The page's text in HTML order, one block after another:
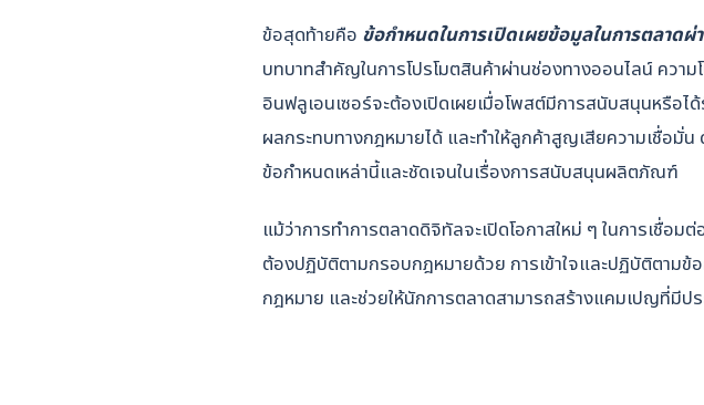
ข้อสุดท้ายคือ ข้อกำหนดในการเปิดเผยข้อมูลในการตลาดผ่
บทบาทสำคัญในการโปรโมตสินค้าผ่านช่องทางออนไลน์ ควา
อินฟลูเอนเซอร์จะต้องเปิดเผยเมื่อโพสต์มีการสนับสนุนหรือ
ผลกระทบทางกฎหมายได้ และทำให้ลูกค้าสูญเสียความเชื่อ
ข้อกำหนดเหล่านี้และชัดเจนในเรื่องการสนับสนุนผลิตภัณฑ์
แม้ว่าการทำการตลาดดิจิทัลจะเปิดโอกาสใหม่ ๆ ในการเชื่อ
ต้องปฏิบัติตามกรอบกฎหมายด้วย การเข้าใจและปฏิบัติตาม
กฎหมาย และช่วยให้นักการตลาดสามารถสร้างแคมเปญที่มี